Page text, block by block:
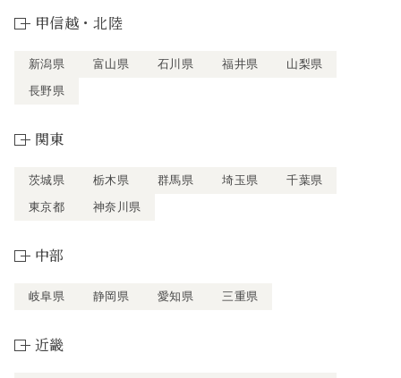
甲信越・北陸
新潟県 富山県 石川県 福井県
山梨県
長野県
関東
茨城県 栃木県 群馬県 埼玉県
千葉県
東京都
神奈川県
中部
岐阜県 静岡県 愛知県 三重県
近畿